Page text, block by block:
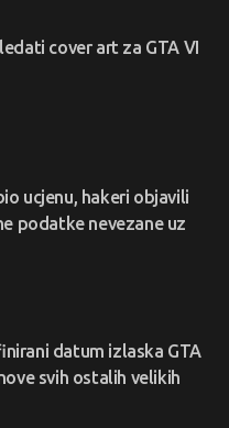
cover art za GTA VI
ucjenu, hakeri objavili
podatke nevezane uz
datum izlaska GTA
svih ostalih velikih